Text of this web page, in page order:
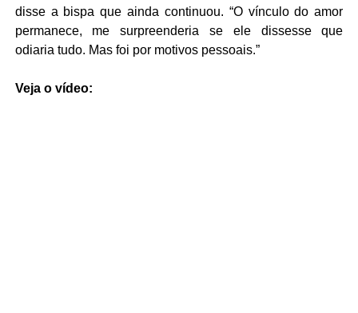
disse a bispa que ainda continuou. “O vínculo do amor
permanece, me surpreenderia se ele dissesse que
odiaria tudo. Mas foi por motivos pessoais.”
Veja o vídeo: